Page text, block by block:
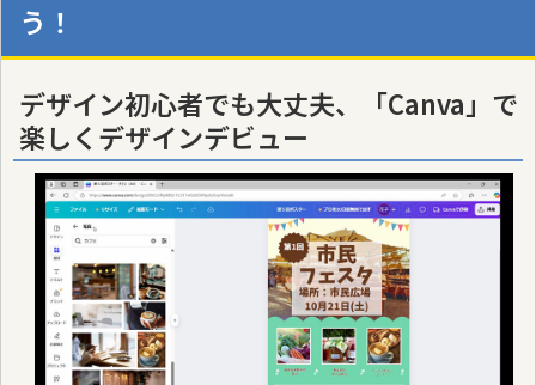
う！
デザイン初心者でも大丈夫、「Canva」で
楽しくデザインデビュー